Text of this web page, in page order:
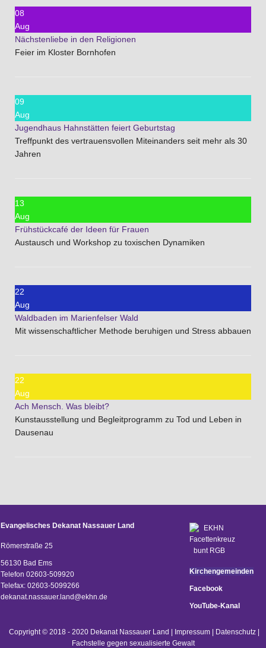
08
Aug
Nächstenliebe in den Religionen
Feier im Kloster Bornhofen
09
Aug
Jugendhaus Hahnstätten feiert Geburtstag
Treffpunkt des vertrauensvollen Miteinanders seit mehr als 30
Jahren
13
Aug
Frühstückcafé der Ideen für Frauen
Austausch und Workshop zu toxischen Dynamiken
22
Aug
Waldbaden im Marienfelser Wald
Mit wissenschaftlicher Methode beruhigen und Stress abbauen
22
Aug
Ach Mensch. Was bleibt?
Kunstausstellung und Begleitprogramm zu Tod und Leben in
Dausenau
Evangelisches Dekanat Nassauer Land
Römerstraße 25
56130 Bad Ems
Telefon 02603-509920
Telefax: 02603-5099266
dekanat.nassauer.land@ekhn.de
Kirchengemeinden
Facebook
YouTube-Kanal
Copyright © 2018 - 2020 Dekanat Nassauer Land | Impressum| Datenschutz|
Fachstelle gegen sexualisierte Gewalt